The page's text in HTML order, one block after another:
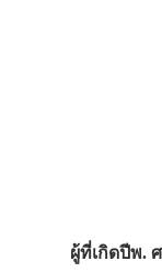
ผู้ที่เกิดปีพ. ศ